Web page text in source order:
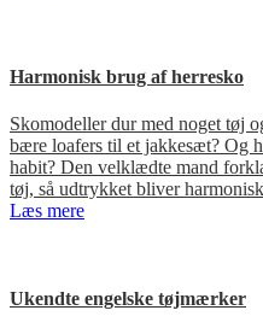
Harmonisk brug af herresko
Skomodeller dur med noget tøj
bære loafers til et jakkesæt? Og
habit? Den velklædte mand
tøj, så udtrykket bliver
Læs mere
Ukendte engelske tøjmærker